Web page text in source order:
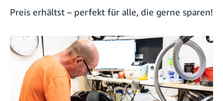
Preis erhältst – perfekt für alle, die gerne sparen!